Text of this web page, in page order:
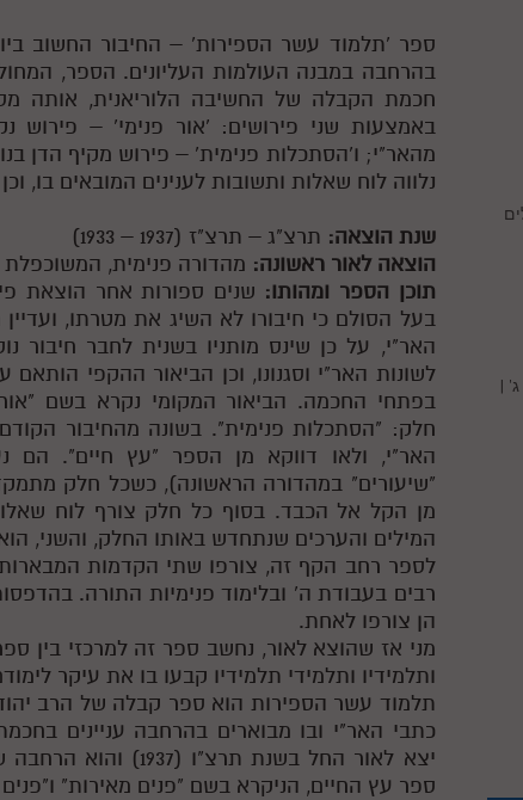
ספר 'תלמוד עשר הספירות' – החיבור החשוב
בהרחבה במבנה העולמות העליונים. הספר,
חכמת הקבלה של החשיבה הלוריאנית, אותה
באמצעות שני פירושים: 'אור פנימי' – פירוש
מהאר"י; ו'הסתכלות פנימית' – פירוש מקיף הדן
נלווה לוח שאלות ותשובות לענינים המובאים בו,
שנת הוצאה: תרצ"ג – תרצ"ז (1937 – 1933)
הוצאה לאור ראשונה: מהדורה פנימית,
תוכן הספר ומהותו: שנים ספורות אחר הוצאת
בעל הסולם כי חיבורו לא השיג את מטרתו,
האר"י, על כן שינס מותניו בשנית לחבר חיבור
לשונות האר"י וסגנונו, וכן הביאור ההקפי הותאם
בפתחי החכמה. הביאור המקומי נקרא בשם
חלק: "הסתכלות פנימית". בשונה מהחיבור
האר"י, ולאו דווקא מן הספר "עץ חיים". הם
"שיעורים" במהדורה הראשונה), כשכל חלק
מן הקל אל הכבד. בסוף כל חלק צורף לוח
המילים והערכים שנתחדש באותו החלק, והשני,
לספר רחב הקף זה, צורפו שתי הקדמות
רבים בעבודת ה' ובלימוד פנימיות התורה.
הן צורפו לאחת.
מני אז שהוצא לאור, נחשב ספר זה למרכזי בין
ותלמידיו ותלמידי תלמידיו קבעו בו את עיקר
תלמוד עשר הספירות הוא ספר קבלה של הרב
כתבי האר"י ובו מבוארים בהרחבה עניינים
יצא לאור החל בשנת
ספר עץ החיים, הניקרא בשם "פנים מאירות"
|